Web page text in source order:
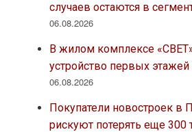
случаев остаются в
06.08.2026
В жилом комплексе
устройство первых этажей
06.08.2026
Покупатели новостроек в
рискуют потерять еще 300